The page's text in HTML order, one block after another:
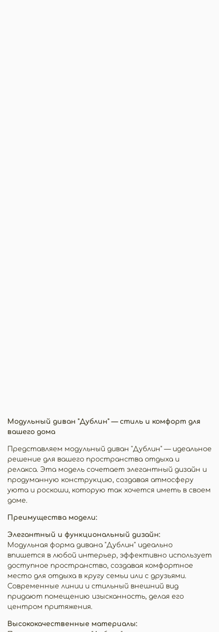
Модульный диван "Дублин" — стиль и комфорт для
вашего дома
Представляем модульный диван "Дублин" — идеальное
решение для вашего пространства отдыха и
релакса. Эта модель сочетает элегантный дизайн и
продуманную конструкцию, создавая атмосферу
уюта и роскоши, которую так хочется иметь в своем
доме.
Преимущества модели:
Элегантный и функциональный дизайн:
Модульная форма дивана "Дублин" идеально
впишется в любой интерьер, эффективно использует
доступное пространство, создавая комфортное
место для отдыха в кругу семьи или с друзьями.
Современные линии и стильный внешний вид
придают помещению изысканность, делая его
центром притяжения.
Высококачественные материалы: